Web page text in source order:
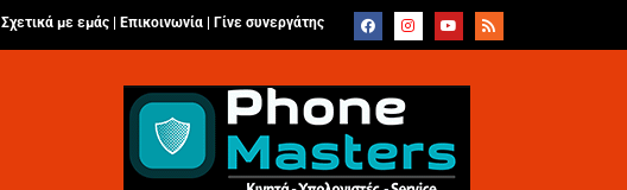
Σχετικά με εμάς | Επικοινωνία Γίνε συνεργάτης